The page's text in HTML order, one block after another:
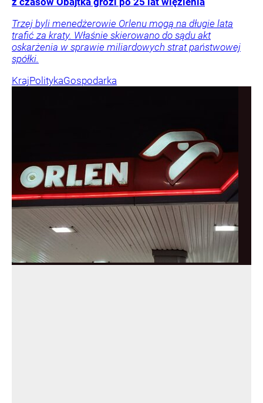
Trzej byli menedżerowie Orlenu mogą na długie lata
trafić za kraty. Właśnie skierowano do sądu akt
oskarżenia w sprawie miliardowych strat państwowej
spółki.
KrajPolitykaGospodarka